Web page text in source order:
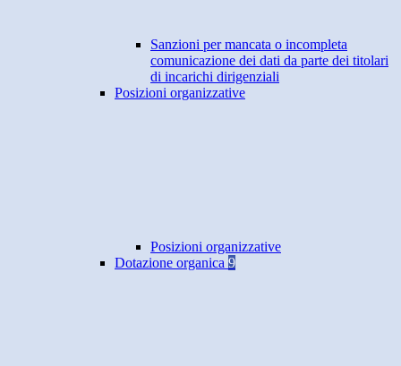
Sanzioni per mancata o incompleta
comunicazione dei dati da parte dei titolari
di incarichi dirigenziali
Posizioni organizzative
Posizioni organizzative
Dotazione organica 9